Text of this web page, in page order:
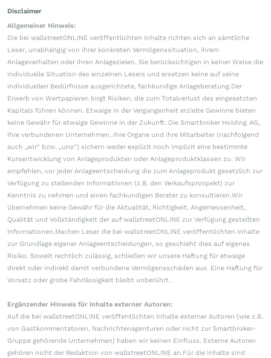
Disclaimer
Allgemeiner Hinweis:
Die bei wallstreetONLINE veröffentlichten Inhalte richten sich an sämtliche
Leser, unabhängig von ihrer konkreten Vermögenssituation, ihrem
Anlageverhalten oder ihren Anlagezielen. Sie berücksichtigen in keiner Weise die
individuelle Situation des einzelnen Lesers und ersetzen keine auf seine
individuellen Bedürfnisse ausgerichtete, fachkundige Anlageberatung.Der
Erwerb von Wertpapieren birgt Risiken, die zum Totalverlust des eingesetzten
Kapitals führen können. Etwaige in der Vergangenheit erzielte Gewinne bieten
keine Gewähr für etwaige Gewinne in der Zukunft. Die Smartbroker Holding AG,
ihre verbundenen Unternehmen, ihre Organe und ihre Mitarbeiter (nachfolgend
auch „wir“ bzw. „uns“) sichern weder explizit noch implizit eine bestimmte
Kursentwicklung von Anlageprodukten oder Anlageproduktklassen zu. Wir
empfehlen, vor jeder Anlageentscheidung die zum Anlageprodukt gesetzlich zur
Verfügung zu stellenden Informationen (z.B. den Verkaufsprospekt) zur
Kenntnis zu nehmen und einen fachkundigen Berater zu konsultieren.Wir
übernehmen keine Gewähr für die Aktualität, Richtigkeit, Angemessenheit,
Qualität und Vollständigkeit der auf wallstreetONLINE zur Verfügung gestellten
Informationen.Machen Leser die bei wallstreetONLINE veröffentlichten Inhalte
zur Grundlage eigener Anlageentscheidungen, so geschieht dies auf eigenes
Risiko. Soweit rechtlich zulässig, schließen wir unsere Haftung für etwaige
direkt oder indirekt damit verbundene Vermögensschäden aus. Eine Haftung für
Vorsatz oder grobe Fahrlässigkeit bleibt unberührt.
Ergänzender Hinweis für Inhalte externer Autoren:
Auf die bei wallstreetONLINE veröffentlichten Inhalte externer Autoren (wie z.B.
von Gastkommentatoren, Nachrichtenagenturen oder nicht zur Smartbroker-
Gruppe gehörende Unternehmen) haben wir keinen Einfluss. Externe Autoren
gehören nicht der Redaktion von wallstreetONLINE an.Für die Inhalte sind